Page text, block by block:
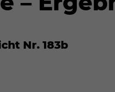
Nr. 183b